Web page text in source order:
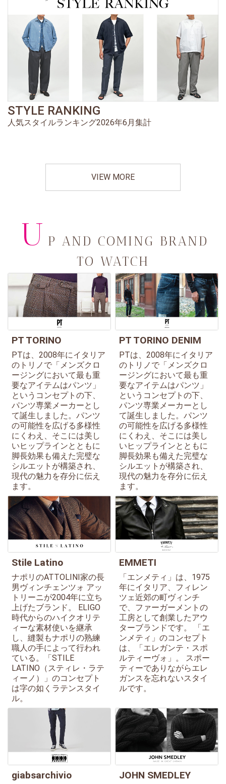
STYLE RANKING
人気スタイルランキング2026年6月集計
VIEW MORE
U P AND COMING BRAND
TO WATCH
PT TORINO
PTは、2008年にイタリア
のトリノで「メンズクロ
ージングにおいて最も重
要なアイテムはパンツ」
というコンセプトの下、
パンツ専業メーカーとし
て誕生しました。パンツ
の可能性を広げる多様性
にくわえ、そこには美し
いヒップラインとともに
脚長効果も備えた完璧な
シルエットが構築され、
現代の魅力を存分に伝え
ます。
PT TORINO DENIM
PTは、2008年にイタリア
のトリノで「メンズクロ
ージングにおいて最も重
要なアイテムはパンツ」
というコンセプトの下、
パンツ専業メーカーとし
て誕生しました。パンツ
の可能性を広げる多様性
にくわえ、そこには美し
いヒップラインとともに
脚長効果も備えた完璧な
シルエットが構築され、
現代の魅力を存分に伝え
ます。
Stile Latino
ナポリのATTOLINI家の長
男ヴィンチェンツォ アッ
トリーニが2004年に立ち
上げたブランド。 ELIGO
時代からのハイクオリテ
ィーな素材使いを継承
し、縫製もナポリの熟練
職人の手によって行われ
ている。「STILE
LATINO（スティレ・ラテ
ィーノ）」のコンセプト
は字の如くラテンスタイ
ル。
EMMETI
「エンメティ」は、1975
年にイタリア、フィレン
ツェ近郊の町ヴィンチ
で、ファーガーメントの
工房として創業したアウ
ターブランドです。 「エ
ンメティ」のコンセプト
は、「エレガンテ・スポ
ルティーヴォ」。 スポー
ティーでありながらエレ
ガンスを忘れないスタイ
ルです。
giabsarchivio JOHN SMEDLEY